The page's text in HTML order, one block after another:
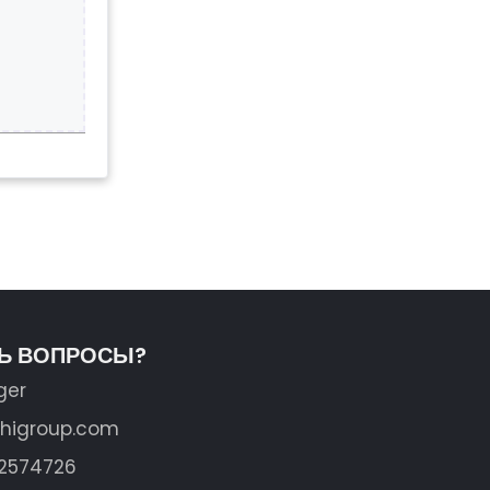
ВОПРОСЫ?